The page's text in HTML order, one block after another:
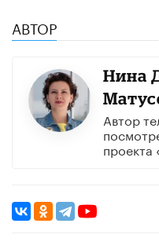
АВТОР
Нина
Автор
проекта